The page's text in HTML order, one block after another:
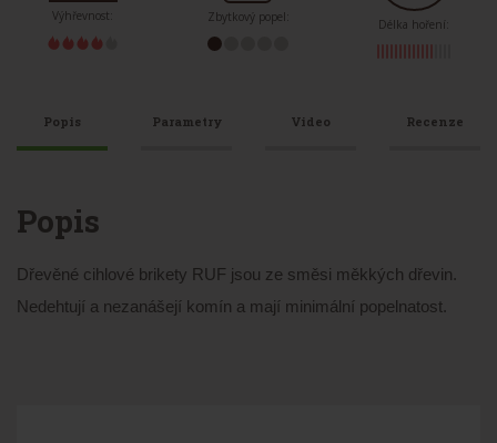
Výhřevnost: Zbytkový popel: Délka hoření:
Popis Parametry Video Recenze
Popis
Dřevěné cihlové brikety RUF jsou ze směsi měkkých dřevin.
Nedehtují a nezanášejí komín a mají minimální popelnatost.